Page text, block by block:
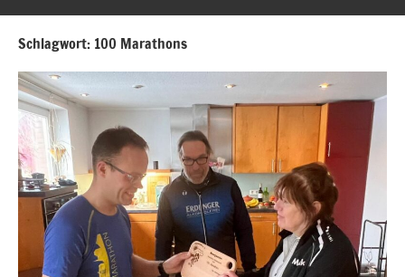
Schlagwort: 100 Marathons